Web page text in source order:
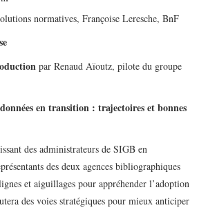
normatives, Françoise Leresche, BnF
par Renaud Aïoutz, pilote du groupe
en transition : trajectoires et bonnes
des administrateurs de SIGB en
des deux agences bibliographiques
et aiguillages pour appréhender l’adoption
des voies stratégiques pour mieux anticiper